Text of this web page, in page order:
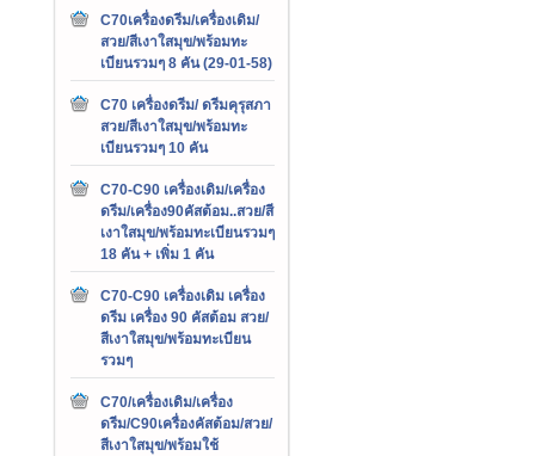
C70เครื่องดรีม/เครื่องเดิม/
สวย/สีเงาใสมุข/พร้อมทะ
เบียนรวมๆ 8 คัน (29-01-58)
C70 เครื่องดรีม/ ดรีมคุรุสภา
สวย/สีเงาใสมุข/พร้อมทะ
เบียนรวมๆ 10 คัน
C70-C90 เครื่องเดิม/เครื่อง
ดรีม/เครื่อง90คัสต้อม..สวย/สี
เงาใสมุข/พร้อมทะเบียนรวมๆ
18 คัน + เพิ่ม 1 คัน
C70-C90 เครื่องเดิม เครื่อง
ดรีม เครื่อง 90 คัสต้อม สวย/
สีเงาใสมุข/พร้อมทะเบียน
รวมๆ
C70/เครื่องเดิม/เครื่อง
ดรีม/C90เครื่องคัสต้อม/สวย/
สีเงาใสมุข/พร้อมใช้